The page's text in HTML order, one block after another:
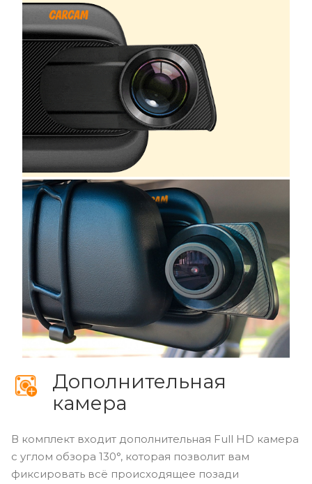
Дополнительная
камера
В комплект входит дополнительная Full HD камера
с углом обзора 130°, которая позволит вам
фиксировать всё происходящее позади